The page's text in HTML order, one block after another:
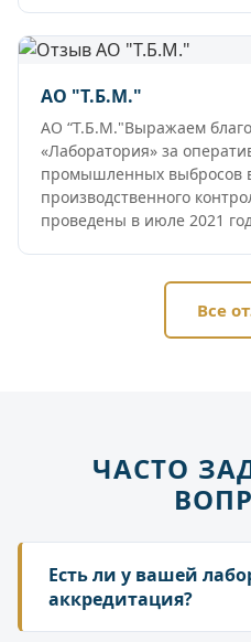
АО "Т.Б.М."
АО “Т.Б.М."Выражаем
«Лаборатория» за
промышленных выбросов
производственного
проведены в июле 2021
Все
ЧАСТО
Есть ли у вашей
аккредитация?